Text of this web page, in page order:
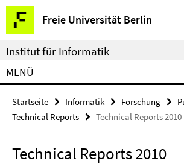
Springe
direkt
zu
Inhalt
Freie Universität Berlin
Service-
Navigation
Institut für Informatik
MENÜ
Startseite Informatik Forschung
Technical Reports
Technical Reports 2010
Technical Reports 2010